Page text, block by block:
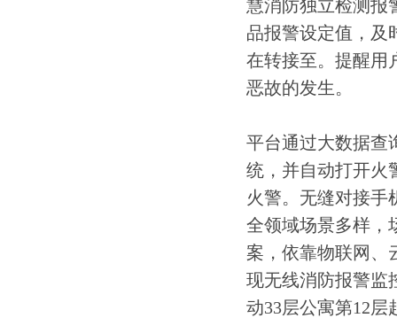
慧消防独立检测报
品报警设定值，及
在转接至。提醒用
恶故的发生。
平台通过大数据查
统，并自动打开火
火警。无缝对接手
全领域场景多样，
案，依靠物联网、
现无线消防报警监
动33层公寓第12